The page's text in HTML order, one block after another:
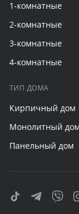
1-комнатные
2-комнатные
3-комнатные
4-комнатные
ТИП ДОМА
Кирпичный дом
Монолитный дом
Панельный дом